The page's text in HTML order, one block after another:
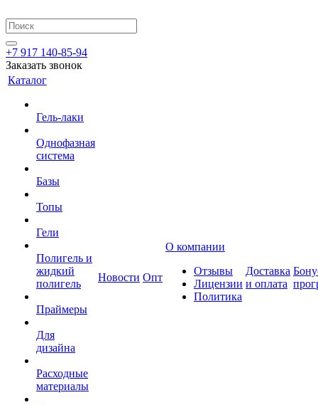
+7 917 140-85-94
Заказать звонок
Каталог
Гель-лаки
Однофазная
система
Базы
Топы
Гели
Полигель и
жидкий
полигель
Праймеры
Для
дизайна
Расходные
материалы
Новости Опт
О компании
Отзывы
Лицензии
Политика
Доставка
и оплата